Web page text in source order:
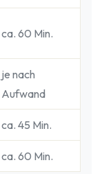
ca. 60 Min.
je nach
Aufwand
ca. 45 Min.
ca. 60 Min.